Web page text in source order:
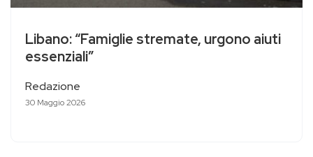
Libano: “Famiglie stremate, urgono aiuti
essenziali”
Redazione
30 Maggio 2026